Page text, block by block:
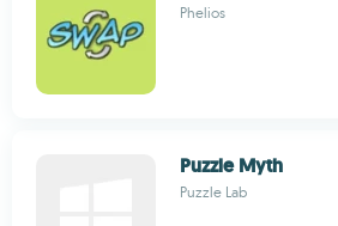
Phelios
Puzzle Myth
Puzzle Lab